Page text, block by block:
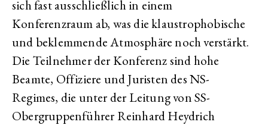
sich fast ausschließlich in einem
Konferenzraum ab, was die klaustrophobische
und beklemmende Atmosphäre noch verstärkt.
Die Teilnehmer der Konferenz sind hohe
Beamte, Offiziere und Juristen des NS-
Regimes, die unter der Leitung von SS-
Obergruppenführer Reinhard Heydrich